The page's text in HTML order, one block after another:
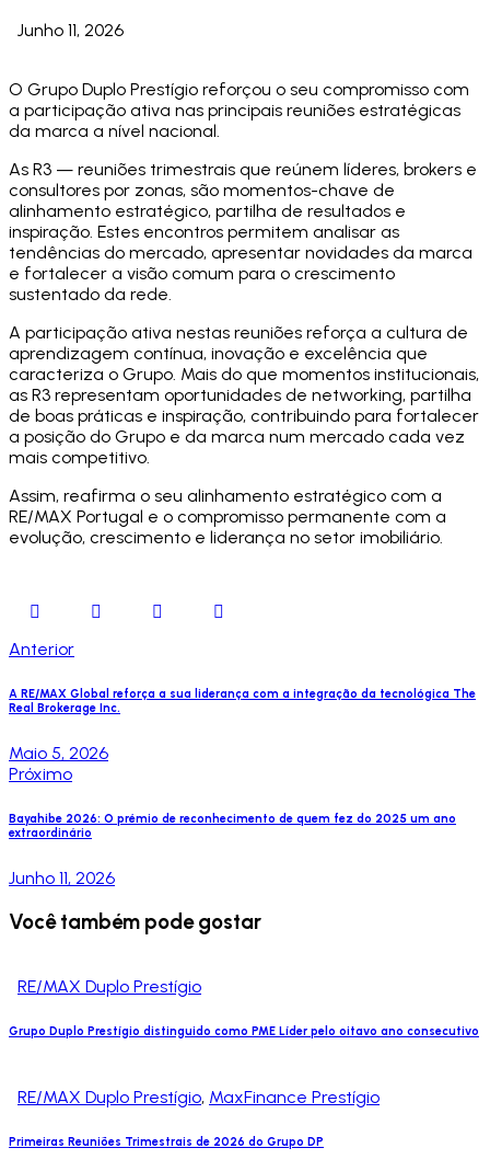
Junho 11, 2026
O Grupo Duplo Prestígio reforçou o seu compromisso com
a participação ativa nas principais reuniões estratégicas
da marca a nível nacional.
As R3 — reuniões trimestrais que reúnem líderes, brokers e
consultores por zonas, são momentos-chave de
alinhamento estratégico, partilha de resultados e
inspiração. Estes encontros permitem analisar as
tendências do mercado, apresentar novidades da marca
e fortalecer a visão comum para o crescimento
sustentado da rede.
A participação ativa nestas reuniões reforça a cultura de
aprendizagem contínua, inovação e excelência que
caracteriza o Grupo. Mais do que momentos institucionais,
as R3 representam oportunidades de networking, partilha
de boas práticas e inspiração, contribuindo para fortalecer
a posição do Grupo e da marca num mercado cada vez
mais competitivo.
Assim, reafirma o seu alinhamento estratégico com a
RE/MAX Portugal e o compromisso permanente com a
evolução, crescimento e liderança no setor imobiliário.
Anterior
A RE/MAX Global reforça a sua liderança com a integração da tecnológica The
Real Brokerage Inc.
Maio 5, 2026
Próximo
Bayahibe 2026: O prémio de reconhecimento de quem fez do 2025 um ano
extraordinário
Junho 11, 2026
Você também pode gostar
RE/MAX Duplo Prestígio
Grupo Duplo Prestígio distinguido como PME Líder pelo oitavo ano consecutivo
RE/MAX Duplo Prestígio, MaxFinance Prestígio
Primeiras Reuniões Trimestrais de 2026 do Grupo DP